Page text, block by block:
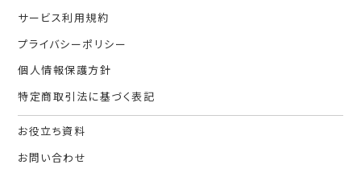
サービス利用規約
プライバシーポリシー
個人情報保護方針
特定商取引法に基づく表記
お役立ち資料
お問い合わせ